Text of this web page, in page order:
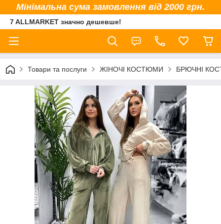
Мінімальна сума замовлення від 2000 грн.
7 ALLMARKET значно дешевше!
Товари та послуги ЖІНОЧІ КОСТЮМИ БРЮЧНІ